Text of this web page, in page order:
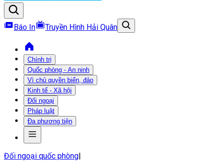
Báo In Truyền Hình Hải Quân
Chính trị
Quốc phòng - An ninh
Vì chủ quyền biển, đảo
Kinh tế - Xã hội
Đối ngoại
Pháp luật
Đa phương tiện
Đối ngoại quốc phòng|